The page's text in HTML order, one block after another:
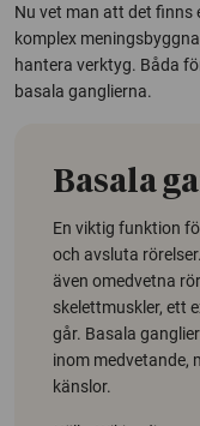
Nu vet man att det finns
komplex
hantera verktyg. Båda
basala ganglierna.
Basala
En viktig funktion
och avsluta
även omedvetna
skelettmuskler, ett
går. Basala
inom medvetande,
känslor.